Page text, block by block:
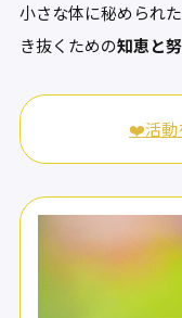
小さな体に秘められ
き抜くための知恵と
❤️活動